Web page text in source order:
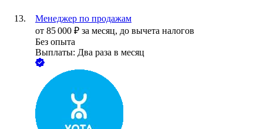
Менеджер по продажам
от 85 000 ₽ за месяц, до вычета налогов
Без опыта
Выплаты: Два раза в месяц